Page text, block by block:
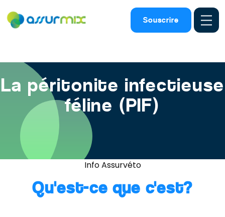
Souscrire
Assurance animaux
Pif peritonite infectieuse
feline
La péritonite infectieuse
féline (PIF)
Info Assurvéto
Qu'est-ce que c'est?